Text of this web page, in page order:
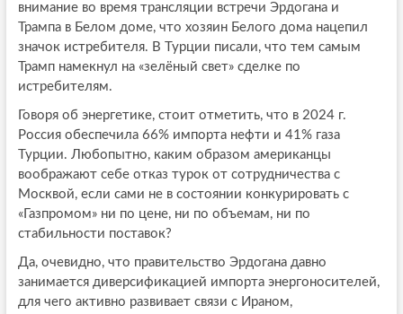
внимание во время трансляции встречи Эрдогана и
Трампа в Белом доме, что хозяин Белого дома нацепил
значок истребителя. В Турции писали, что тем самым
Трамп намекнул на «зелёный свет» сделке по
истребителям.
Говоря об энергетике, стоит отметить, что в 2024 г.
Россия обеспечила 66% импорта нефти и 41% газа
Турции. Любопытно, каким образом американцы
воображают себе отказ турок от сотрудничества с
Москвой, если сами не в состоянии конкурировать с
«Газпромом» ни по цене, ни по объемам, ни по
стабильности поставок?
Да, очевидно, что правительство Эрдогана давно
занимается диверсификацией импорта энергоносителей,
для чего активно развивает связи с Ираном,